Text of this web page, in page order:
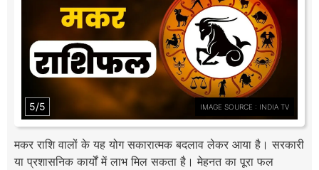
5/5 IMAGE SOURCE : INDIA TV
मकर राशि वालों के यह योग सकारात्मक बदलाव लेकर आया है। सरकारी
या प्रशासनिक कार्यों में लाभ मिल सकता है। मेहनत का पूरा फल